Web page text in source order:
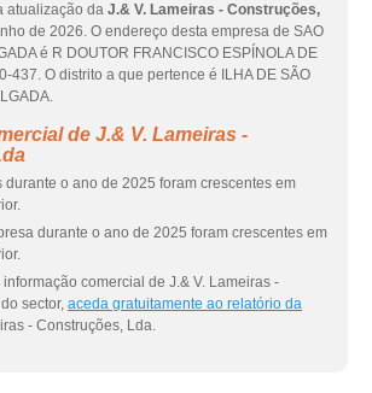
atualização da J.& V. Lameiras - Construções,
de 2026. O endereço desta empresa de SAO
é R DOUTOR FRANCISCO ESPÍNOLA DE
437. O distrito a que pertence é ILHA DE SÃO
de J.& V. Lameiras -
durante o ano de 2025 foram crescentes em
durante o ano de 2025 foram crescentes em
comercial de J.& V. Lameiras -
sector, aceda gratuitamente ao relatório da
- Construções, Lda.